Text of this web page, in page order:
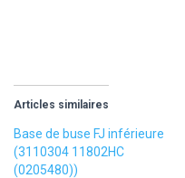
Articles similaires
Base de buse FJ inférieure
(3110304 11802HC
(0205480))